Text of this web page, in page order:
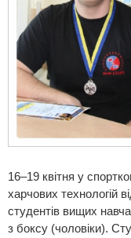
16–19 квітня у
харчових технологій
студентів вищих
з боксу (чоловіки).